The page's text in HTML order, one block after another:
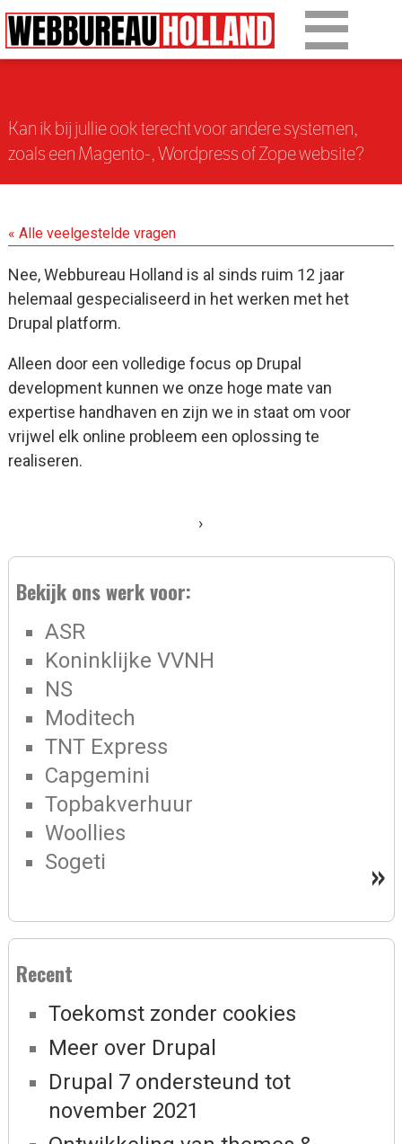
Kan ik bij jullie ook terecht voor andere systemen,
zoals een Magento-, Wordpress of Zope website?
Diensten
Over Drupal
Tarieven
« Alle veelgestelde vragen
Nee, Webbureau Holland is al sinds ruim 12 jaar
helemaal gespecialiseerd in het werken met het
Drupal platform.
Alleen door een volledige focus op Drupal
development kunnen we onze hoge mate van
expertise handhaven en zijn we in staat om voor
vrijwel elk online probleem een oplossing te
realiseren.
›
Bekijk ons werk voor:
ASR
Koninklijke VVNH
NS
Moditech
TNT Express
Capgemini
Topbakverhuur
Woollies
Sogeti
»
Recent
Toekomst zonder cookies
Meer over Drupal
Drupal 7 ondersteund tot
november 2021